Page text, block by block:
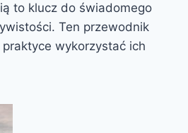
to klucz do świadomego
Ten przewodnik
wykorzystać ich